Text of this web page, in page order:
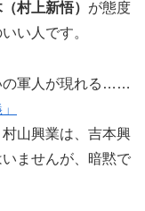
村上新悟） が態度
い人です。
の軍人が現れる……
山興業は、吉本興
ませんが、暗黙で